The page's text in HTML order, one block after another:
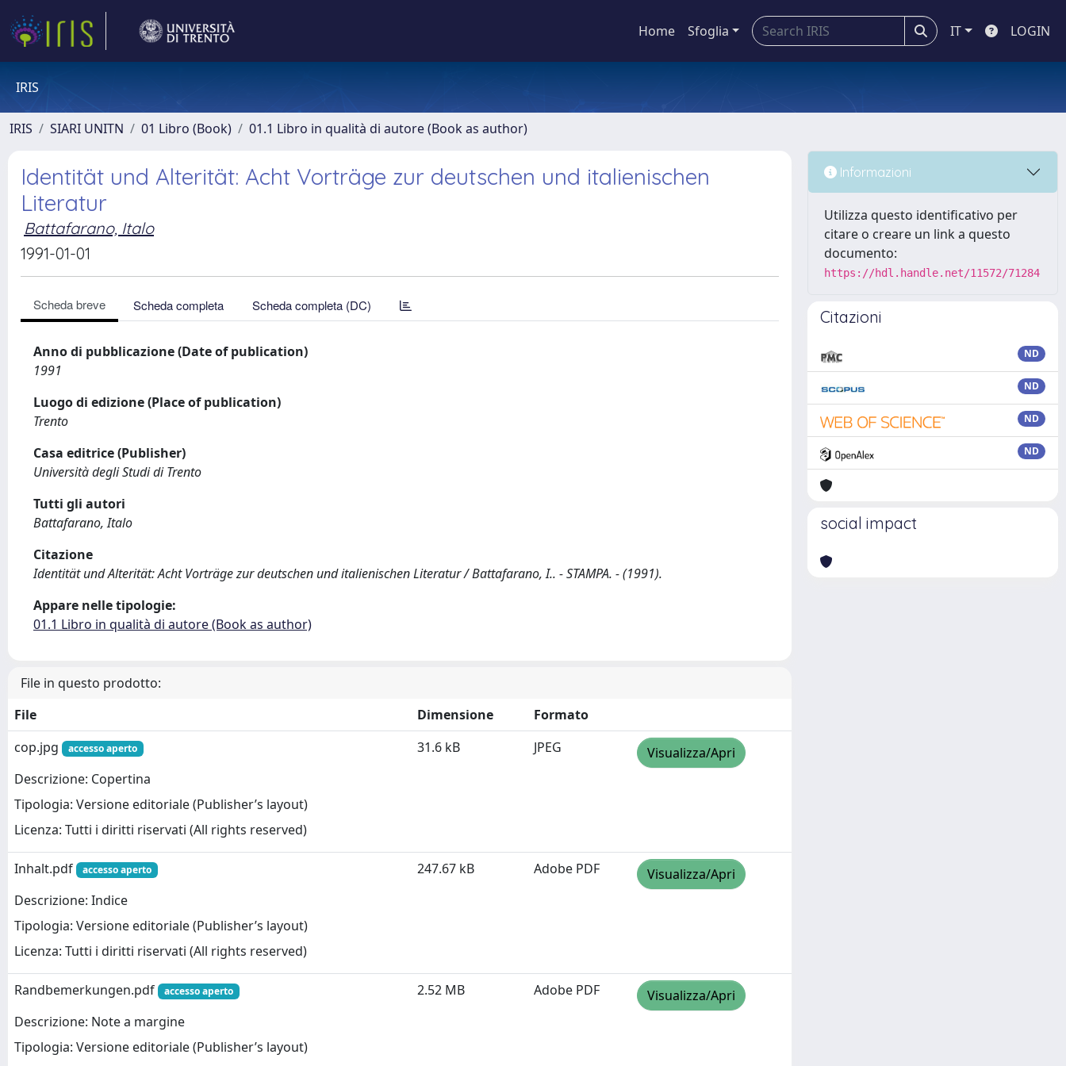
Home Sfoglia IT LOGIN
IRIS
IRIS SIARI UNITN 01 Libro (Book) 01.1 Libro in qualità di autore (Book as author)
Identität und Alterität: Acht Vorträge zur deutschen und italienischen
Literatur
Battafarano, Italo
1991-01-01
Scheda breve Scheda completa Scheda completa (DC)
Anno di pubblicazione (Date of publication)
1991
Luogo di edizione (Place of publication)
Trento
Casa editrice (Publisher)
Università degli Studi di Trento
Tutti gli autori
Battafarano, Italo
Citazione
Identität und Alterität: Acht Vorträge zur deutschen und italienischen Literatur / Battafarano, I.. - STAMPA. - (1991).
Appare nelle tipologie:
01.1 Libro in qualità di autore (Book as author)
File in questo prodotto:
File
Dimensione
Formato
cop.jpg
accesso aperto
Descrizione: Copertina
Tipologia: Versione editoriale (Publisher’s layout)
Licenza: Tutti i diritti riservati (All rights reserved)
31.6 kB JPEG Visualizza/Apri
Inhalt.pdf accesso aperto
Descrizione: Indice
Tipologia: Versione editoriale (Publisher’s layout)
Licenza: Tutti i diritti riservati (All rights reserved)
247.67 kB Adobe PDF Visualizza/Apri
Randbemerkungen.pdf accesso aperto
Descrizione: Note a margine
Tipologia: Versione editoriale (Publisher’s layout)
2.52 MB Adobe PDF Visualizza/Apri
Informazioni
Utilizza questo identificativo per
citare o creare un link a questo
documento:
https://hdl.handle.net/11572/71284
Citazioni
ND
ND
ND
ND
social impact